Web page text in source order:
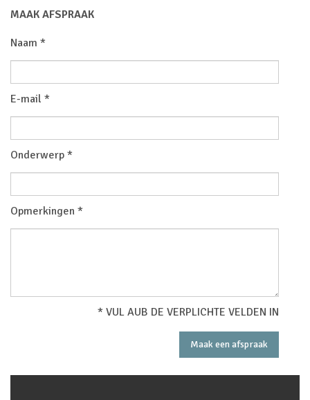
MAAK AFSPRAAK
Naam *
E-mail *
Onderwerp *
Opmerkingen *
* VUL AUB DE VERPLICHTE VELDEN IN
Maak een afspraak